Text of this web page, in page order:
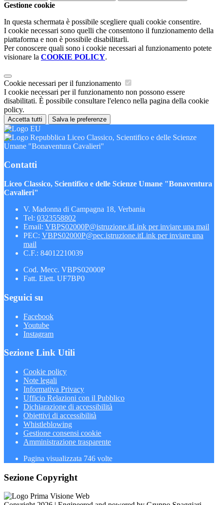
Gestione cookie
In questa schermata è possibile scegliere quali cookie consentire.
I cookie necessari sono quelli che consentono il funzionamento della
piattaforma e non è possibile disabilitarli.
Per conoscere quali sono i cookie necessari al funzionamento potete
visionare la COOKIE POLICY.
Cookie necessari per il funzionamento
I cookie necessari per il funzionamento non possono essere
disabilitati. È possibile consultare l'elenco nella pagina della cookie
policy.
Accetta tutti Salva le preferenze
Liceo Classico, Scientifico e delle Scienze
Umane "Bonaventura Cavalieri"
Contatti
Liceo Classico, Scientifico e delle Scienze Umane "Bonaventura
Cavalieri"
V. Madonna di Campagna 18, Verbania
Tel: 0323558802
Email: VBPS02000P@istruzione.itLink per inviare una mail
PEC: VBPS02000P@pec.istruzione.itLink per inviare una
mail
C.F.: 84012210039
Cod. Mecc. VBPS02000P
Fatt. Elett. UF7BP0
Seguici su
Facebook
Youtube
Instagram
Sezione Link Utili
Cookie policy
Note legali
Informativa Privacy
Ufficio Relazioni con il Pubblico
Dichiarazione di accessibilità
Obiettivi di accessibilità
Whistleblowing
Gestione consensi cookie
Amministrazione trasparente
Pagina visualizzata 746 volte
Sezione Copyright